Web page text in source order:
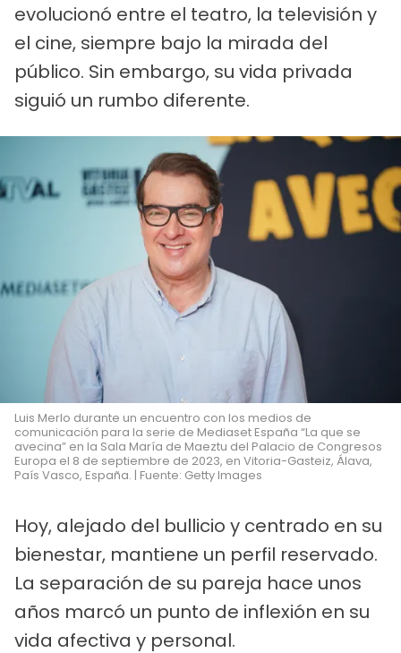
evolucionó entre el teatro, la televisión y
el cine, siempre bajo la mirada del
público. Sin embargo, su vida privada
siguió un rumbo diferente.
Luis Merlo durante un encuentro con los medios de
comunicación para la serie de Mediaset España “La que se
avecina” en la Sala María de Maeztu del Palacio de Congresos
Europa el 8 de septiembre de 2023, en Vitoria-Gasteiz, Álava,
País Vasco, España. | Fuente: Getty Images
Hoy, alejado del bullicio y centrado en su
bienestar, mantiene un perfil reservado.
La separación de su pareja hace unos
años marcó un punto de inflexión en su
vida afectiva y personal.